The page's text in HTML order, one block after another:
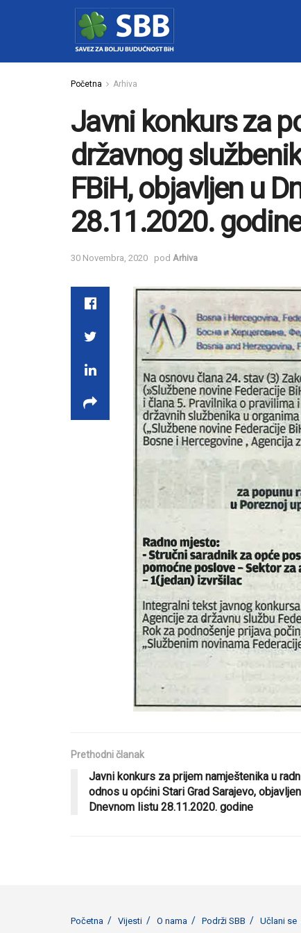
Početna Arhiva
Javni konkurs za
državnog
FBiH, objavljen u
28.11.2020.
30 Novembra, 2020 pod Arhiva
Prethodni članak
Javni konkurs za prijem namještenika u
odnos u općini Stari Grad Sarajevo,
Dnevnom listu 28.11.2020. godine
Početna Vijesti O nama Podrži SBB Učlani se